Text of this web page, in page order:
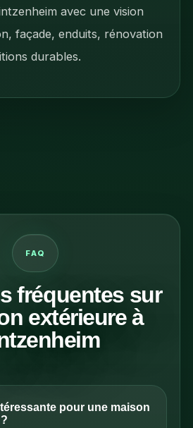
avec une vision
façade, enduits, rénovation
durables.
FAQ
fréquentes sur
extérieure à
pour une maison